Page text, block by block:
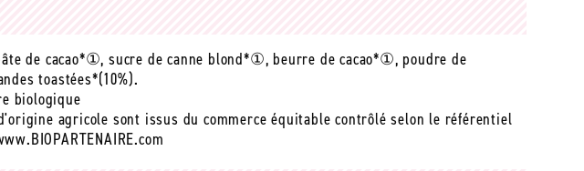
de cacao*①, sucre de canne blond*①, beurre de cacao*①, poudre de
toastées*(10%).
biologique
agricole sont issus du commerce équitable contrôlé selon le référentiel